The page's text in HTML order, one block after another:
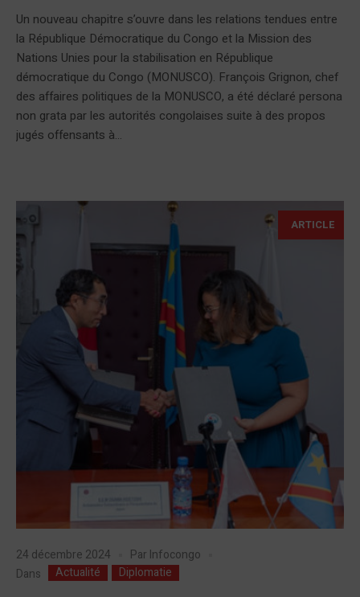
Un nouveau chapitre s’ouvre dans les relations tendues entre
la République Démocratique du Congo et la Mission des
Nations Unies pour la stabilisation en République
démocratique du Congo (MONUSCO). François Grignon, chef
des affaires politiques de la MONUSCO, a été déclaré persona
non grata par les autorités congolaises suite à des propos
jugés offensants à...
ARTICLE
24 décembre 2024 Par Infocongo
Dans
Actualité Diplomatie